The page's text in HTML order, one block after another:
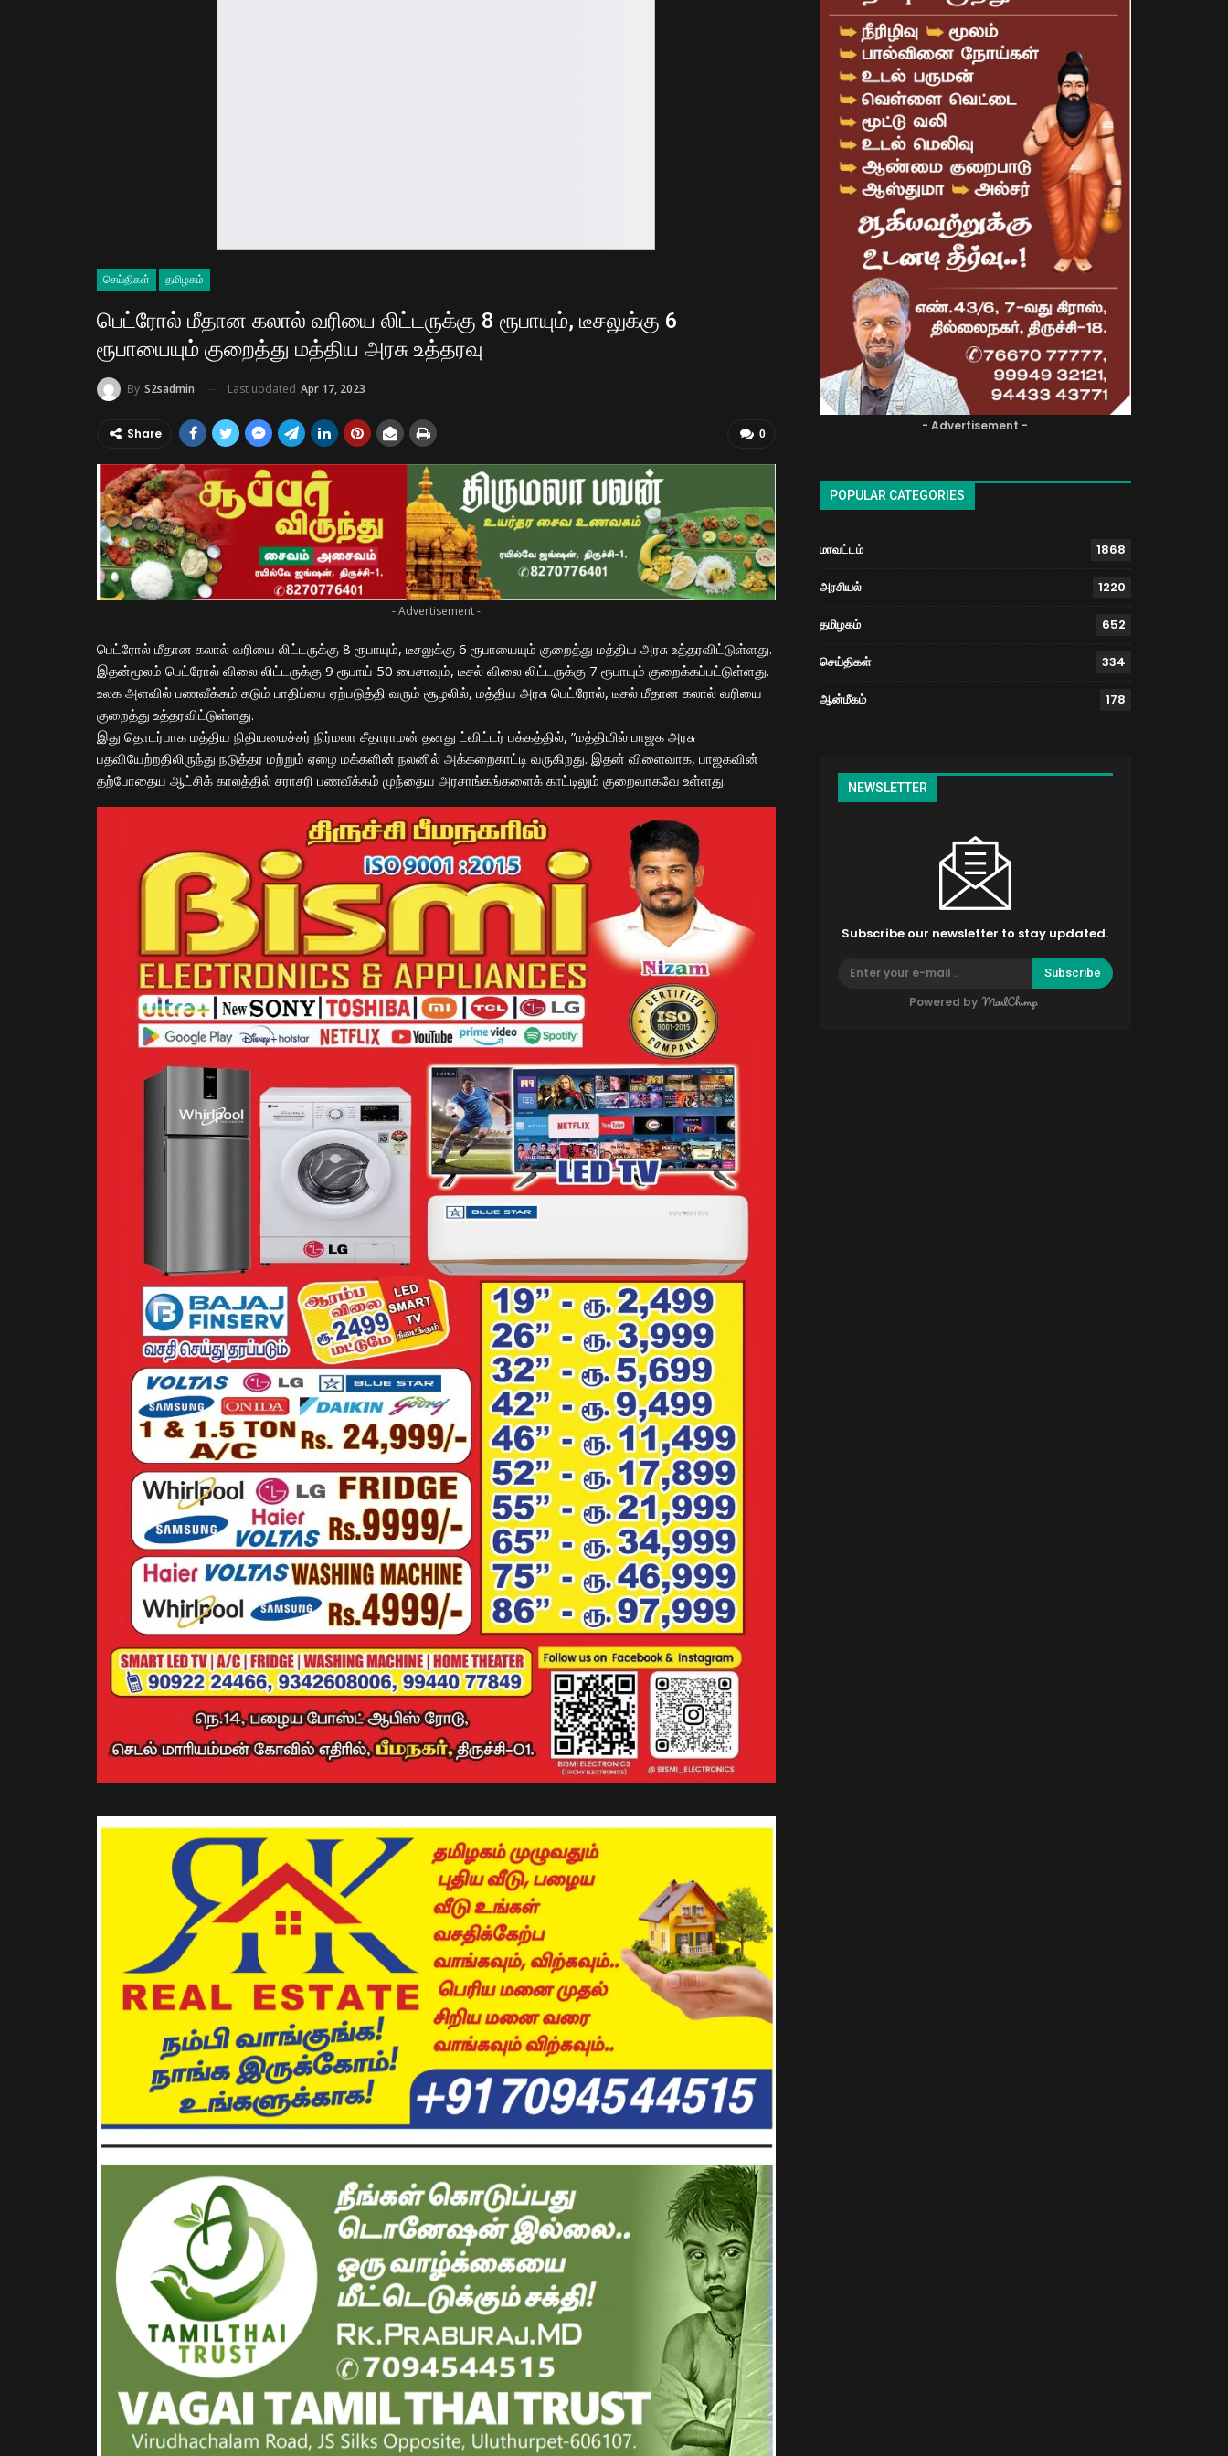
செய்திகள் தமிழகம்
பெட்ரோல் மீதான கலால் வரியை லிட்டருக்கு 8 ரூபாயும், டீசலுக்கு 6
ரூபாயையும் குறைத்து மத்திய அரசு உத்தரவு
By S2sadmin Last updated Apr 17, 2023
0
Share
- Advertisement -
பெட்ரோல் மீதான கலால் வரியை லிட்டருக்கு 8 ரூபாயும், டீசலுக்கு 6 ரூபாயையும் குறைத்து மத்திய அரசு உத்தரவிட்டுள்ளது.
இதன்மூலம் பெட்ரோல் விலை லிட்டருக்கு 9 ரூபாய் 50 பைசாவும், டீசல் விலை லிட்டருக்கு 7 ரூபாயும் குறைக்கப்பட்டுள்ளது.
உலக அளவில் பணவீக்கம் கடும் பாதிப்பை ஏற்படுத்தி வரும் சூழலில், மத்திய அரசு பெட்ரோல், டீசல் மீதான கலால் வரியை
குறைத்து உத்தரவிட்டுள்ளது.
இது தொடர்பாக மத்திய நிதியமைச்சர் நிர்மலா சீதாராமன் தனது ட்விட்டர் பக்கத்தில், ”மத்தியில் பாஜக அரசு
பதவியேற்றதிலிருந்து நடுத்தர மற்றும் ஏழை மக்களின் நலனில் அக்கறைகாட்டி வருகிறது. இதன் விளைவாக, பாஜகவின்
தற்போதைய ஆட்சிக் காலத்தில் சராசரி பணவீக்கம் முந்தைய அரசாங்கங்களைக் காட்டிலும் குறைவாகவே உள்ளது.
- Advertisement -
POPULAR CATEGORIES
மாவட்டம் 1868
அரசியல் 1220
தமிழகம் 652
செய்திகள் 334
ஆன்மீகம் 178
NEWSLETTER
Subscribe our newsletter to stay updated.
Subscribe
Powered by